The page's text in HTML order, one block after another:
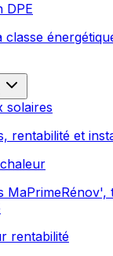
DPE
classe
solaires
rentabilité et
MaPrimeRénov',
rentabilité